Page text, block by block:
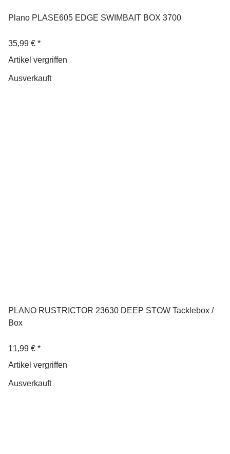
Plano PLASE605 EDGE SWIMBAIT BOX 3700
35,99 € *
Artikel vergriffen
Ausverkauft
PLANO RUSTRICTOR 23630 DEEP STOW Tacklebox /
Box
11,99 € *
Artikel vergriffen
Ausverkauft